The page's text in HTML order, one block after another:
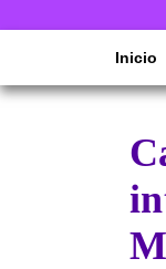
Inicio